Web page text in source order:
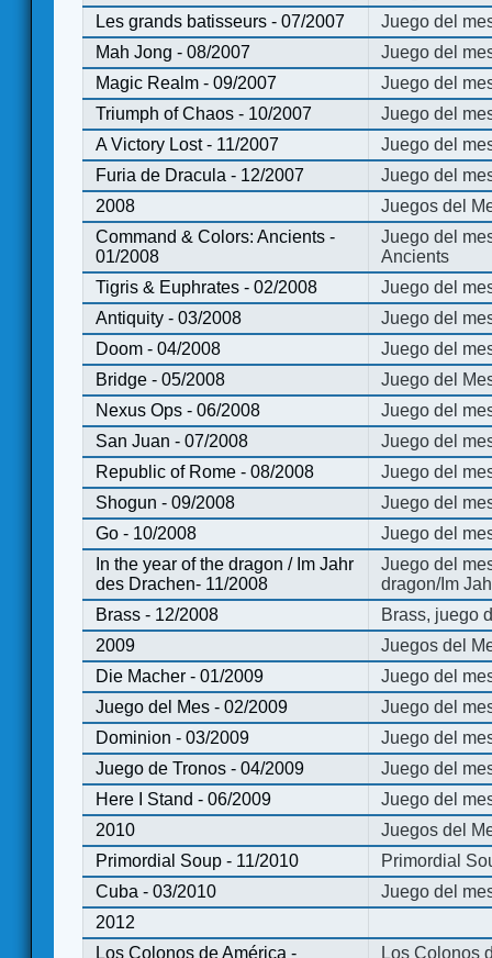
Les grands batisseurs - 07/2007
Juego del
Mah Jong - 08/2007
Juego del
Magic Realm - 09/2007
Juego del
Triumph of Chaos - 10/2007
Juego del
A Victory Lost - 11/2007
Juego del
Furia de Dracula - 12/2007
Juego del
2008
Juegos del
Command & Colors: Ancients -
01/2008
Juego del
Ancients
Tigris & Euphrates - 02/2008
Juego del
Antiquity - 03/2008
Juego del
Doom - 04/2008
Juego del
Bridge - 05/2008
Juego del
Nexus Ops - 06/2008
Juego del
San Juan - 07/2008
Juego del
Republic of Rome - 08/2008
Juego del
Shogun - 09/2008
Juego del
Go - 10/2008
Juego del
In the year of the dragon / Im Jahr
des Drachen- 11/2008
Juego del
dragon/Im
Brass - 12/2008
Brass, juego
2009
Juegos del
Die Macher - 01/2009
Juego del
Juego del Mes - 02/2009
Juego del
Dominion - 03/2009
Juego del
Juego de Tronos - 04/2009
Juego del
Here I Stand - 06/2009
Juego del
2010
Juegos del
Primordial Soup - 11/2010
Primordial
Cuba - 03/2010
Juego del
2012
Los Colonos de América -
Los Colonos